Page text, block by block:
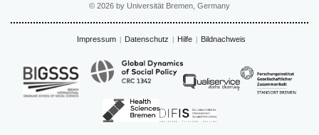
© 2026 by Universität Bremen, Germany
Impressum Datenschutz Hilfe Bildnachweis